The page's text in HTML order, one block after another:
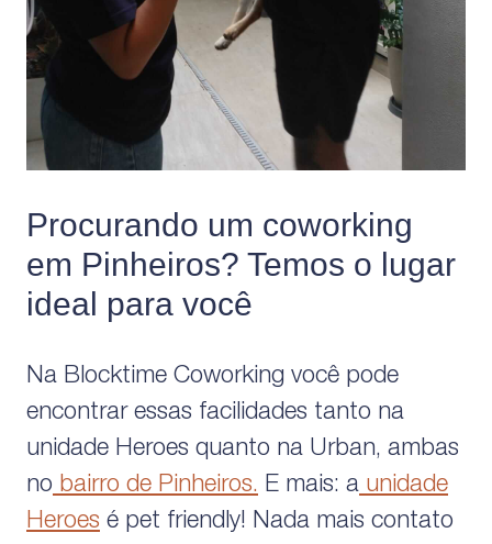
Procurando um coworking
em Pinheiros? Temos o lugar
ideal para você
Na Blocktime Coworking você pode
encontrar essas facilidades tanto na
unidade Heroes quanto na Urban, ambas
no bairro de Pinheiros. E mais: a unidade
Heroes é pet friendly! Nada mais contato